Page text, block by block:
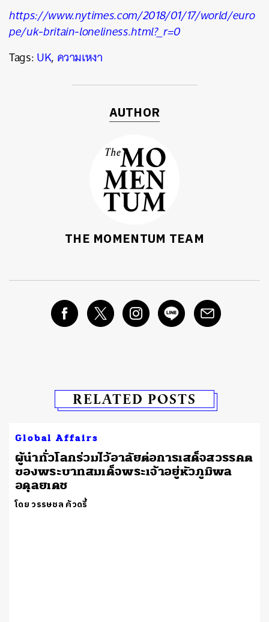
https://www.nytimes.com/2018/01/17/world/euro
pe/uk-britain-loneliness.html?_r=0
Tags:UK, ความเหงา
AUTHOR
THE MOMENTUM TEAM
RELATED POSTS
Global Affairs
ผู้นำทั่วโลกร่วมไว้อาลัยต่อการเสด็จสวรรคต
ของพระบาทสมเด็จพระเจ้าอยู่หัวภูมิพล
อดุลยเดช
โดย วรรษชล คัวดรี้